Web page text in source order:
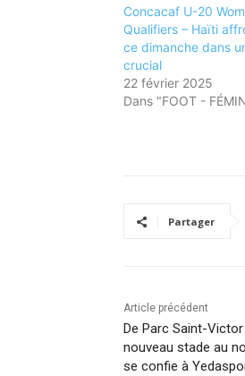
Concacaf U-20
Qualifiers – Haïti
ce dimanche dans
crucial
22 février 2025
Dans "FOOT -
Partager
Article précédent
De Parc Saint-
nouveau stade au
se confie à